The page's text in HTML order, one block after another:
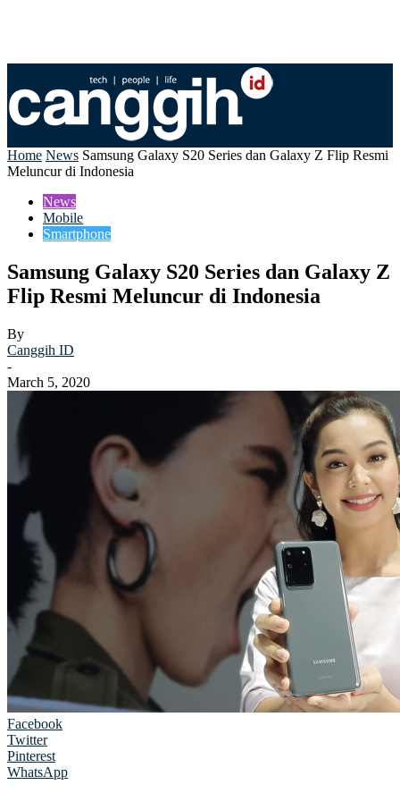
Home News Samsung Galaxy S20 Series dan Galaxy Z Flip Resmi
Meluncur di Indonesia
News
Mobile
Smartphone
Samsung Galaxy S20 Series dan Galaxy Z
Flip Resmi Meluncur di Indonesia
By
Canggih ID
-
March 5, 2020
Facebook
Twitter
Pinterest
WhatsApp